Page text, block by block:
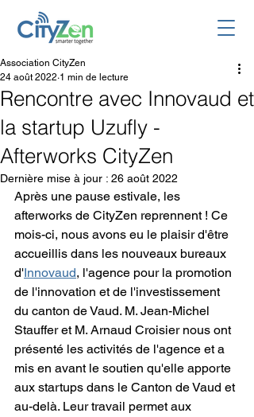
Rencontre avec Innovaud et
la startup Uzufly -
Afterworks CityZen
Association CityZen
24 août 2022 1 min de lecture
Dernière mise à jour : 26 août 2022
Après une pause estivale, les
afterworks de CityZen reprennent ! Ce
mois-ci, nous avons eu le plaisir d'être
accueillis dans les nouveaux bureaux
d'Innovaud, l'agence pour la promotion
de l'innovation et de l'investissement
du canton de Vaud. M. Jean-Michel
Stauffer et M. Arnaud Croisier nous ont
présenté les activités de l'agence et a
mis en avant le soutien qu'elle apporte
aux startups dans le Canton de Vaud et
au-delà. Leur travail permet aux